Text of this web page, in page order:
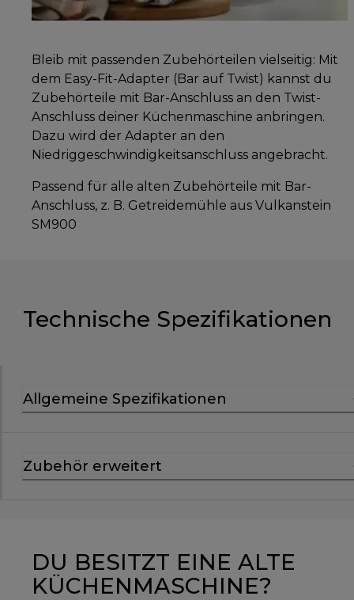
Bleib mit passenden Zubehörteilen vielseitig: Mit
dem Easy-Fit-Adapter (Bar auf Twist) kannst du
Zubehörteile mit Bar-Anschluss an den Twist-
Anschluss deiner Küchenmaschine anbringen.
Dazu wird der Adapter an den
Niedriggeschwindigkeitsanschluss angebracht.
Passend für alle alten Zubehörteile mit Bar-
Anschluss, z. B. Getreidemühle aus Vulkanstein
SM900
Technische Spezifikationen
Allgemeine Spezifikationen
Zubehör erweitert
DU BESITZT EINE ALTE
KÜCHENMASCHINE?